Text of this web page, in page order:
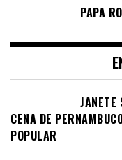
PAPA
JANETE
CENA DE
POPULAR